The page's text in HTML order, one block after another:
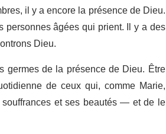
il y a encore la présence de Dieu.
âgées qui prient. Il y a des
Dieu.
de la présence de Dieu. Être
de ceux qui, comme Marie,
et ses beautés — et de le